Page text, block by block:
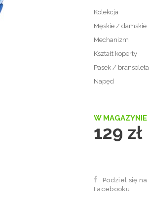
Kolekcja
Męskie / damskie
Mechanizm
Kształt koperty
Pasek / bransoleta
Napęd
W MAGAZYNIE
129 zł
Podziel się na
Facebooku